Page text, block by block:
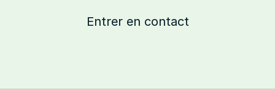
Entrer en contact